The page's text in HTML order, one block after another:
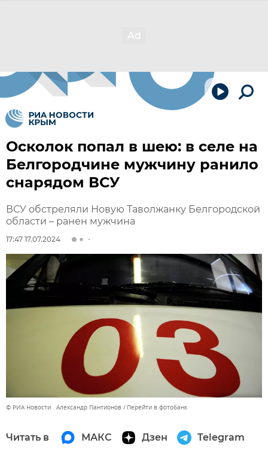
Осколок попал в шею: в селе на
Белгородчине мужчину ранило
снарядом ВСУ
ВСУ обстреляли Новую Таволжанку Белгородской
области – ранен мужчина
17:47 17.07.2024
© РИА Новости . Александр Пантионов Перейти в фотобанк
Читать в МАКС Дзен Telegram